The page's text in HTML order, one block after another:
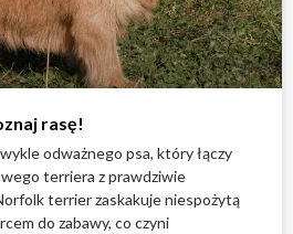
rasę!
odważnego psa, który łączy
terriera z prawdziwie
terrier zaskakuje niespożytą
do zabawy, co czyni